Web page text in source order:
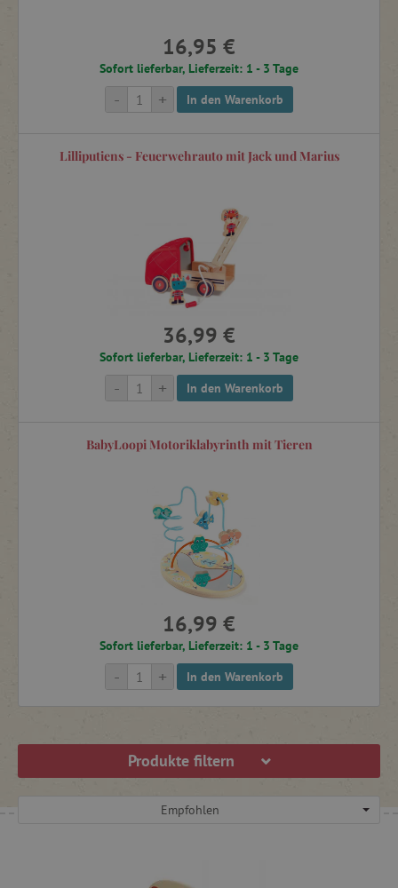
16,95 €
Sofort lieferbar, Lieferzeit: 1 - 3 Tage
+
- In den Warenkorb
Lilliputiens - Feuerwehrauto mit Jack und Marius
36,99 €
Sofort lieferbar, Lieferzeit: 1 - 3 Tage
+
- In den Warenkorb
BabyLoopi Motoriklabyrinth mit Tieren
16,99 €
Sofort lieferbar, Lieferzeit: 1 - 3 Tage
+
- In den Warenkorb
Produkte filtern
Empfohlen